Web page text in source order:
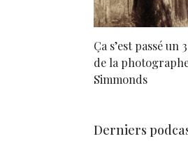
Ça s’est passé
de la
Simmonds
Derniers